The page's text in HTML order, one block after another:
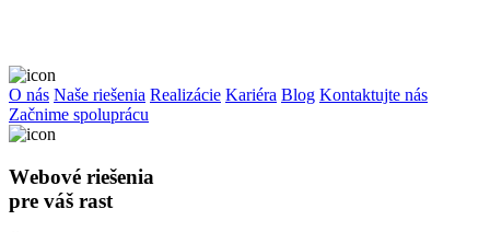
O nás Naše riešenia Realizácie Kariéra Blog Kontaktujte nás
Začnime spoluprácu
Webové riešenia
pre váš rast